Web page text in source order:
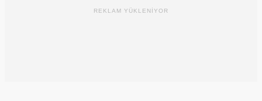
REKLAM YÜKLENİYOR